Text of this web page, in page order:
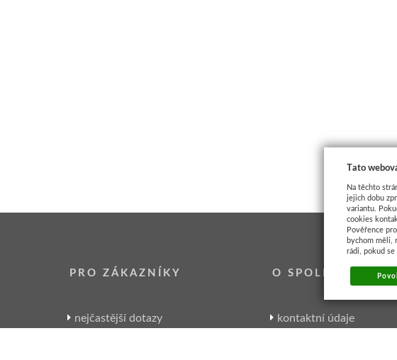
PRO ZÁKAZNÍKY
nejčastější dotazy
O SPOLEČNOSTI
kontaktní údaje
Tato
Na těchto
jejich dobu
variantu.
cookies
Pověřence
bychom měli,
rádi, pokud